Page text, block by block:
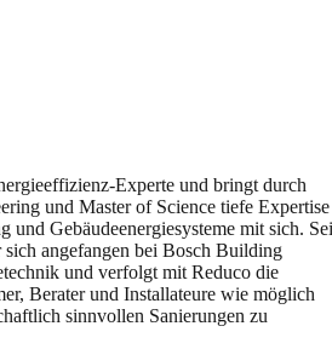
Experte und bringt durch
und Master of Science tiefe Expertise
und Gebäudeenergiesysteme mit sich.
sich angefangen bei Bosch Building
und verfolgt mit Reduco die
Berater und Installateure wie möglich
sinnvollen Sanierungen zu